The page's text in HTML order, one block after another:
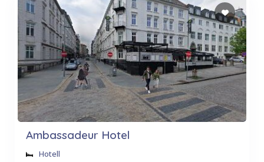
Ambassadeur Hotel
Hotell